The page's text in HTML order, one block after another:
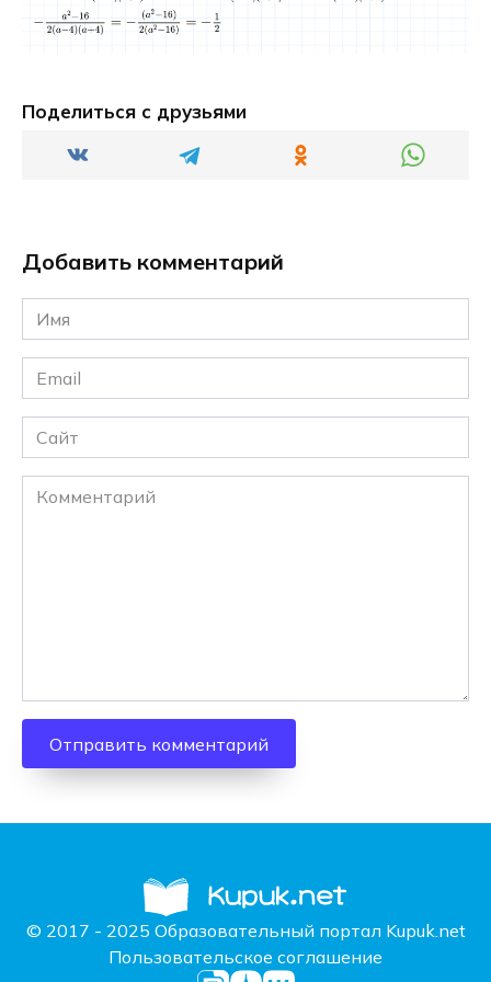
Поделиться с друзьями
Добавить комментарий
Имя
*
Email
*
Сайт
Комментарий
© 2017 - 2025 Образовательный портал Kupuk.net
Пользовательское соглашение